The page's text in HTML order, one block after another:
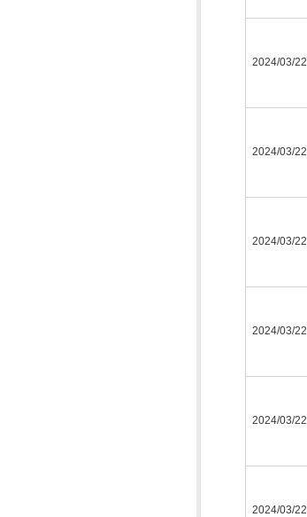
2024/03/22
2024/03/22
2024/03/22
2024/03/22
2024/03/22
2024/03/22